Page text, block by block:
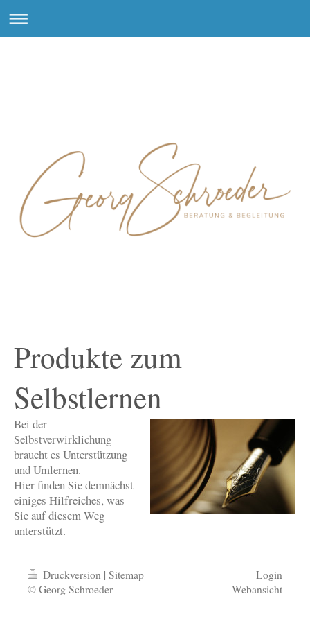
Produkte zum
Selbstlernen
Bei der
Selbstverwirklichung
braucht es Unterstützung
und Umlernen.
Hier finden Sie demnächst
einiges Hilfreiches, was
Sie auf diesem Weg
unterstützt.
Druckversion | Sitemap
© Georg Schroeder
Login
Webansicht